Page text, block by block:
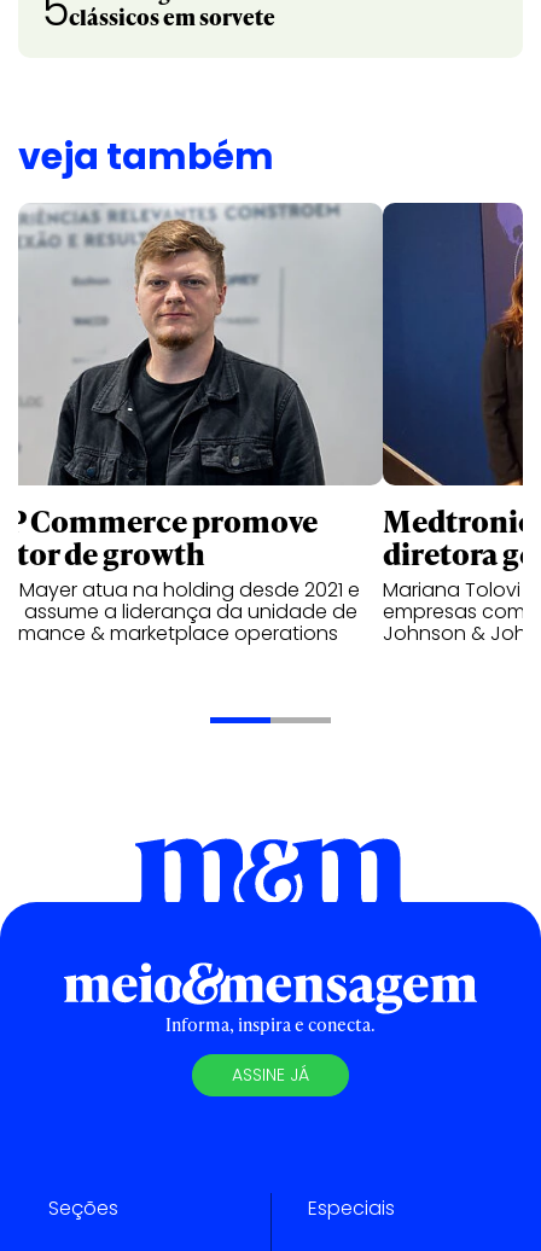
clássicos em sorvete
veja também
Commerce promove
de growth
Mayer atua na holding desde 2021 e
assume a liderança da unidade de
& marketplace operations
Medtronic
diretora
Mariana Tolovi
empresas
Johnson &
Informa, inspira e conecta.
ASSINE JÁ
Seções Especiais